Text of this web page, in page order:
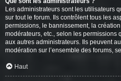
Les administrateurs sont les utilisateurs
sur tout le forum. Ils contrôlent tous les
permissions, le bannissement, la
modérateurs, etc., selon les permissions
aux autres administrateurs. Ils peuvent
modération sur l’ensemble des forums,
Haut